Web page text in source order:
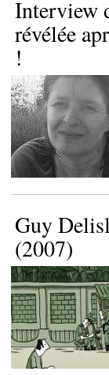
Interview
révélée
!
Guy
(2007)